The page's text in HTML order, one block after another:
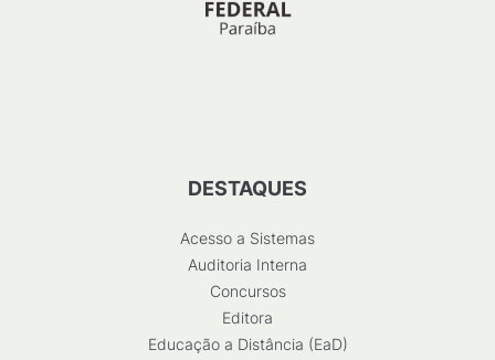
DESTAQUES
Acesso a Sistemas
Auditoria Interna
Concursos
Editora
Educação a Distância (EaD)